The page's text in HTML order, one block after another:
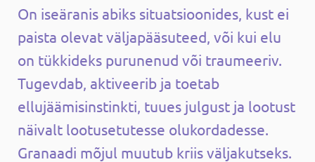
On iseäranis abiks situatsioonides, kust ei
paista olevat väljapääsuteed, või kui elu
on tükkideks purunenud või traumeeriv.
Tugevdab, aktiveerib ja toetab
ellujäämisinstinkti, tuues julgust ja lootust
näivalt lootusetutesse olukordadesse.
Granaadi mõjul muutub kriis väljakutseks.